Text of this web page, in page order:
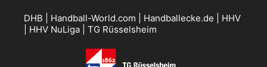
springen
DHB Handball-World.com Handballecke.de
HHV
HHV NuLiga TG Rüsselsheim